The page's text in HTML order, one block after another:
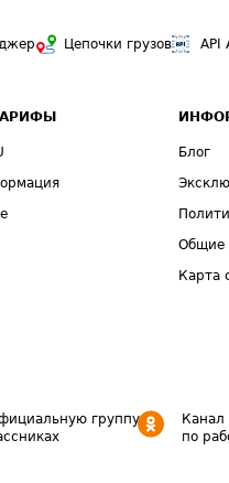
Цепочки грузов API
Блог
Общие
Карта
группу
Канал
по